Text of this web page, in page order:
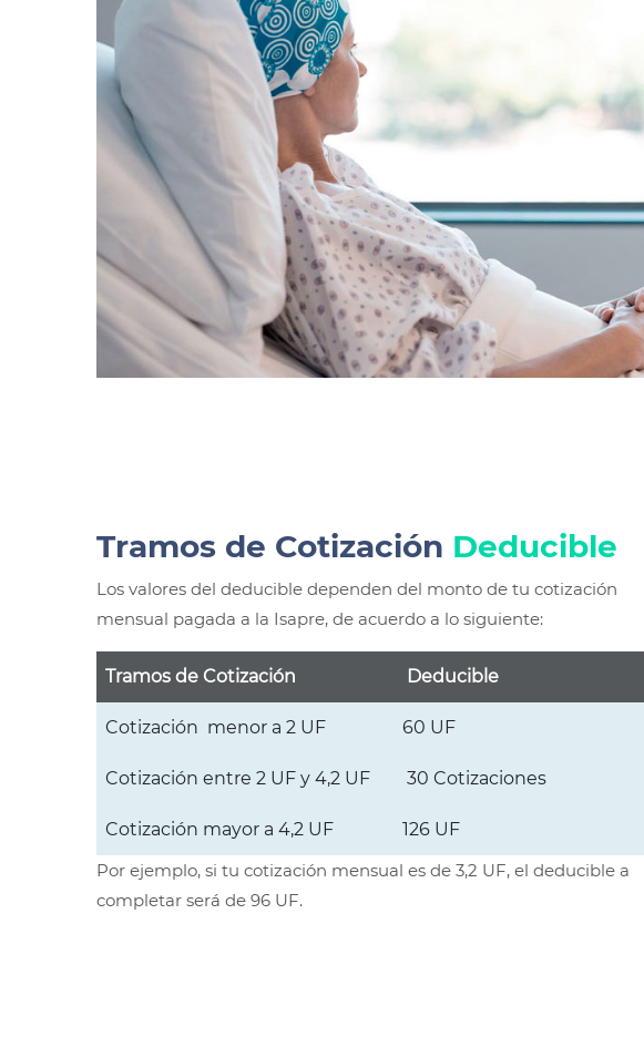
Tramos de Cotización Deducible
Los valores del deducible dependen del monto de tu cotización
mensual pagada a la Isapre, de acuerdo a lo siguiente:
Tramos de Cotización Deducible
Cotización menor a 2 UF 60 UF
Cotización entre 2 UF y 4,2 UF 30 Cotizaciones
Cotización mayor a 4,2 UF
126 UF
Por ejemplo, si tu cotización mensual es de 3,2 UF, el deducible a
completar será de 96 UF.